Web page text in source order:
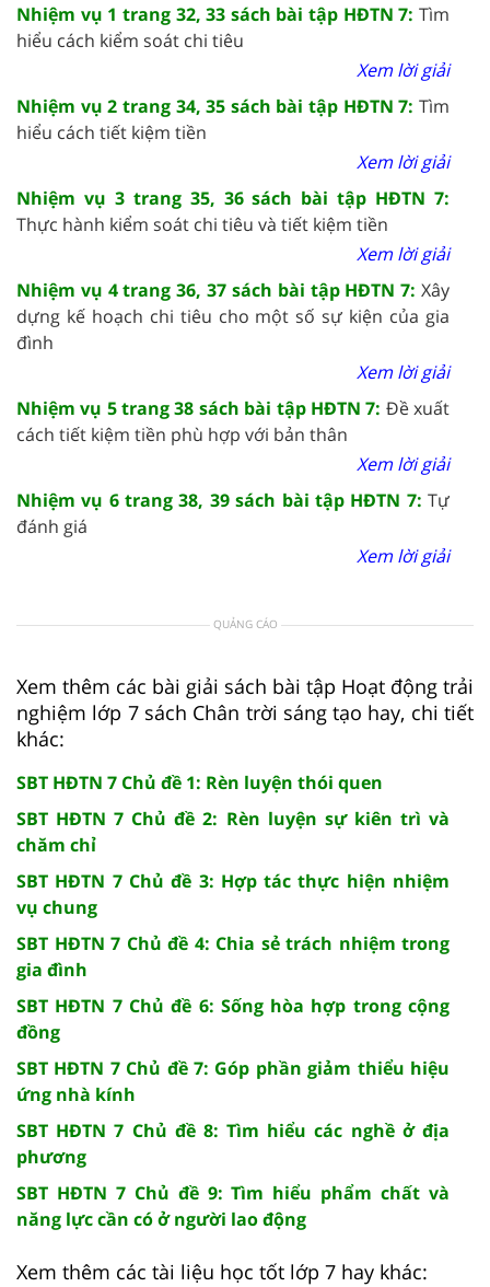
Nhiệm vụ 1 trang 32, 33 sách bài tập HĐTN 7: Tìm
hiểu cách kiểm soát chi tiêu
Xem lời giải
Nhiệm vụ 2 trang 34, 35 sách bài tập HĐTN 7: Tìm
hiểu cách tiết kiệm tiền
Xem lời giải
Nhiệm vụ 3 trang 35, 36 sách bài tập HĐTN 7:
Thực hành kiểm soát chi tiêu và tiết kiệm tiền
Xem lời giải
Nhiệm vụ 4 trang 36, 37 sách bài tập HĐTN 7: Xây
dựng kế hoạch chi tiêu cho một số sự kiện của gia
đình
Xem lời giải
Nhiệm vụ 5 trang 38 sách bài tập HĐTN 7: Đề xuất
cách tiết kiệm tiền phù hợp với bản thân
Xem lời giải
Nhiệm vụ 6 trang 38, 39 sách bài tập HĐTN 7: Tự
đánh giá
Xem lời giải
QUẢNG CÁO
Xem thêm các bài giải sách bài tập Hoạt động trải
nghiệm lớp 7 sách Chân trời sáng tạo hay, chi tiết
khác:
SBT HĐTN 7 Chủ đề 1: Rèn luyện thói quen
SBT HĐTN 7 Chủ đề 2: Rèn luyện sự kiên trì và
chăm chỉ
SBT HĐTN 7 Chủ đề 3: Hợp tác thực hiện nhiệm
vụ chung
SBT HĐTN 7 Chủ đề 4: Chia sẻ trách nhiệm trong
gia đình
SBT HĐTN 7 Chủ đề 6: Sống hòa hợp trong cộng
đồng
SBT HĐTN 7 Chủ đề 7: Góp phần giảm thiểu hiệu
ứng nhà kính
SBT HĐTN 7 Chủ đề 8: Tìm hiểu các nghề ở địa
phương
SBT HĐTN 7 Chủ đề 9: Tìm hiểu phẩm chất và
năng lực cần có ở người lao động
Xem thêm các tài liệu học tốt lớp 7 hay khác: